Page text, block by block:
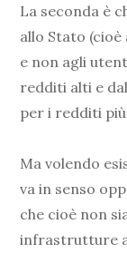
La seconda è
allo Stato
e non agli
redditi alti e
per i redditi
Ma volendo
va in senso
che cioè non
infrastrutture